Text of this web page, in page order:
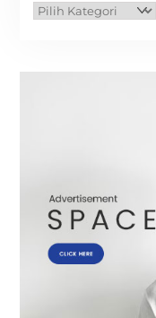
Kategori